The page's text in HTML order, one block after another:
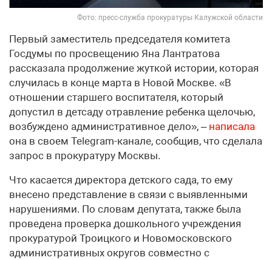
Фото: пресс-служба прокуратуры Калужской области
Первый заместитель председателя комитета
Госдумы по просвещению Яна Лантратова
рассказала продолжение жуткой истории, которая
случилась в конце марта в Новой Москве. «В
отношении старшего воспитателя, который
допустил в детсаду отравление ребенка щелочью,
возбуждено административное дело», – написала
она в своем Telegram-канале, сообщив, что сделала
запрос в прокуратуру Москвы.
Что касается директора детского сада, то ему
внесено представление в связи с выявленными
нарушениями. По словам депутата, также была
проведена проверка дошкольного учреждения
прокуратурой Троицкого и Новомосковского
административных округов совместно с